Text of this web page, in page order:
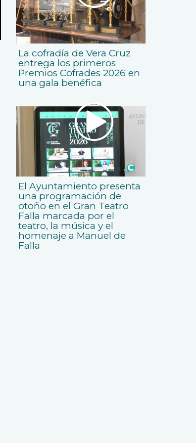
La cofradía de Vera Cruz
entrega los primeros
Premios Cofrades 2026 en
una gala benéfica
El Ayuntamiento presenta
una programación de
otoño en el Gran Teatro
Falla marcada por el
teatro, la música y el
homenaje a Manuel de
Falla